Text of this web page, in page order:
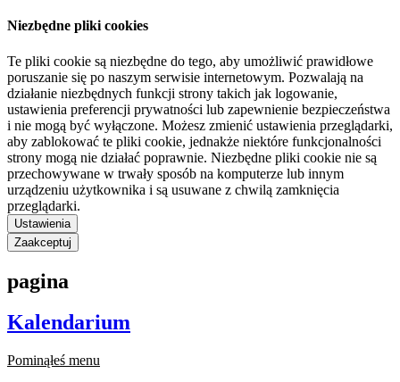
Niezbędne pliki cookies
Te pliki cookie są niezbędne do tego, aby umożliwić prawidłowe
poruszanie się po naszym serwisie internetowym. Pozwalają na
działanie niezbędnych funkcji strony takich jak logowanie,
ustawienia preferencji prywatności lub zapewnienie bezpieczeństwa
i nie mogą być wyłączone. Możesz zmienić ustawienia przeglądarki,
aby zablokować te pliki cookie, jednakże niektóre funkcjonalności
strony mogą nie działać poprawnie. Niezbędne pliki cookie nie są
przechowywane w trwały sposób na komputerze lub innym
urządzeniu użytkownika i są usuwane z chwilą zamknięcia
przeglądarki.
Ustawienia
Zaakceptuj
pagina
Kalendarium
Pominąłeś menu